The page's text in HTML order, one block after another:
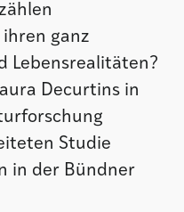
ganz
Lebensrealitäten?
Decurtins in
Studie
in der Bündner